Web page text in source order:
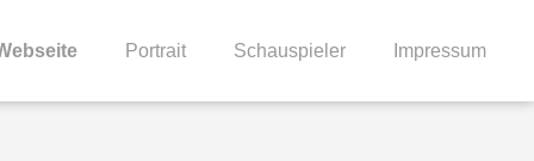
Portrait Schauspieler Impressum